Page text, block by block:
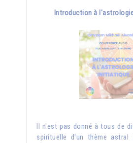
Introduction à
Il n'est pas donné à tous de
spirituelle d'un thème